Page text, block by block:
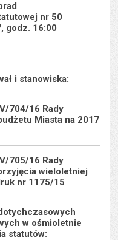
nr 50
godz. 16:00
i stanowiska:
704/16 Rady
Miasta na 2017
705/16 Rady
wieloletniej
nr 1175/15
w ośmioletnie
statutów: